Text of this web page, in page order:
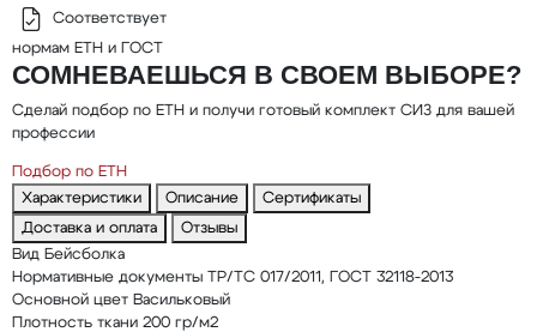
Соответствует
нормам ЕТН и ГОСТ
СОМНЕВАЕШЬСЯ В СВОЕМ ВЫБОРЕ?
Сделай подбор по ЕТН и получи готовый комплект СИЗ для вашей
профессии
Подбор по ЕТН
Характеристики
Описание
Сертификаты
Доставка и оплата
Отзывы
Вид Бейсболка
Нормативные документы ТР/ТС 017/2011, ГОСТ 32118-2013
Основной цвет Васильковый
Плотность ткани 200 гр/м2